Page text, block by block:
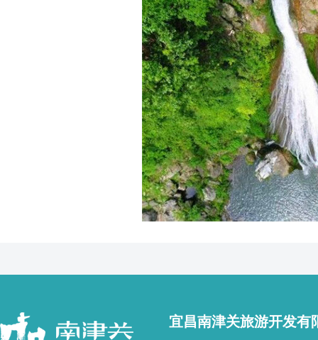
宜昌南津关旅游开发有